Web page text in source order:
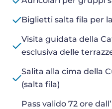
Biglietti salta fila per
Visita guidata della
esclusiva delle
Salita alla cima della
(salta fila)
Pass valido 72 ore